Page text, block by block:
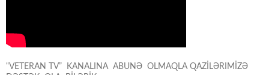
“VETERAN TV” KANALINA ABUNƏ OLMAQLA QAZİLƏRIMİZƏ